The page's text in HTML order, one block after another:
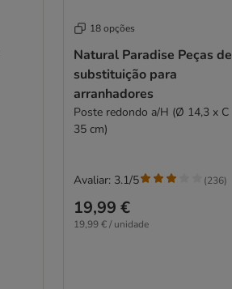
18 opções
Natural Paradise Peças de
substituição para
arranhadores
Poste redondo a/H (Ø 14,3 x C
35 cm)
19,99 €
19,99 € / unidade
Avaliar: 3.1/5 (236)